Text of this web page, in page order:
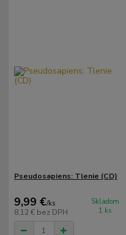
Pseudosapiens: Tlenie (CD)
9,99 €/ks
8,12 € bez DPH
Skladom
1 ks